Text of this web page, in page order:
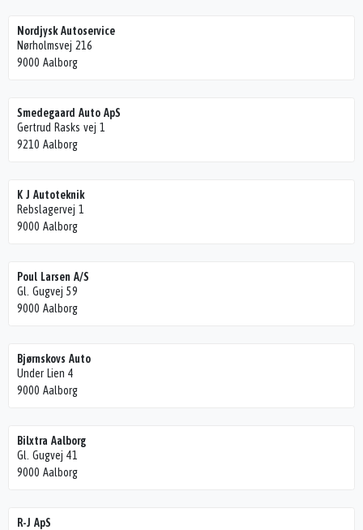
Nordjysk Autoservice
Nørholmsvej 216
9000 Aalborg
Smedegaard Auto ApS
Gertrud Rasks vej 1
9210 Aalborg
K J Autoteknik
Rebslagervej 1
9000 Aalborg
Poul Larsen A/S
Gl. Gugvej 59
9000 Aalborg
Bjørnskovs Auto
Under Lien 4
9000 Aalborg
Bilxtra Aalborg
Gl. Gugvej 41
9000 Aalborg
R-J ApS